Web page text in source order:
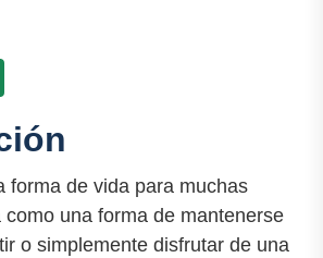
forma de vida para muchas
como una forma de mantenerse
o simplemente disfrutar de una